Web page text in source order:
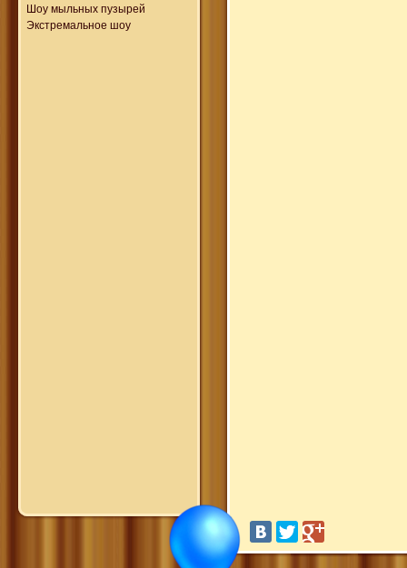
Шоу мыльных пузырей
Экстремальное шоу